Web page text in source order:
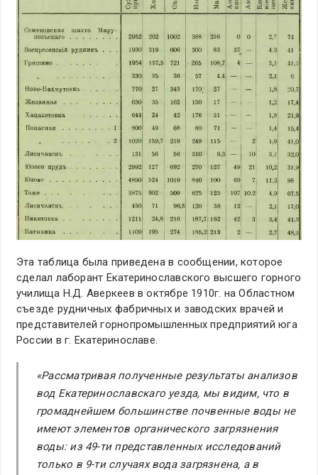
Эта таблица была приведена в сообщении, которое
сделал лаборант Екатеринославского высшего горного
училища Н.Д. Аверкеев в октябре 1910г. на Областном
съезде рудничных фабричных и заводских врачей и
представителей горнопромышленных предприятий юга
России в г. Екатеринославе.
«Рассматривая полученные результаты анализов
вод Екатеринославскаго уезда, мы видим, что в
громаднейшем большинстве почвенные воды не
имеют элементов органического загрязнения
воды: из 49-ти представленных исследований
только в 9-ти случаях вода загрязнена, а в